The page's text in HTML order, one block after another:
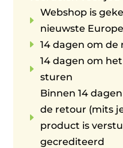
E
Webshop is
nieuwste
E 14 dagen om
E
14 dagen om
sturen
E
Binnen 14
de retour (mits
product is
gecrediteerd